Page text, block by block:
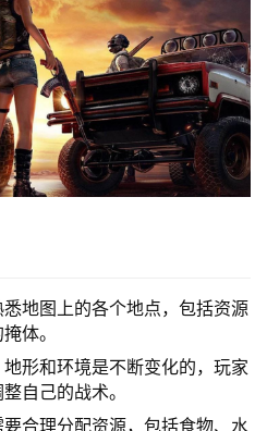
地图上的各个地点，包括资源
体。
形和环境是不断变化的，玩家
自己的战术。
合理分配资源，包括食物、水